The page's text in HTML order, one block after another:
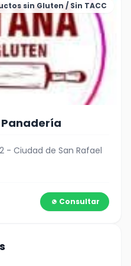
sin Gluten / Sin TACC
Panadería
- Ciudad de San Rafael
Consultar